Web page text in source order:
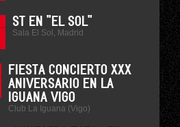
ST EN "EL SOL"
Sala El Sol, Madrid
FIESTA CONCIERTO XXX
ANIVERSARIO EN LA
IGUANA VIGO
Club La Iguana (Vigo)